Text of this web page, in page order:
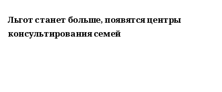
Льгот станет больше, появятся центры
консультирования семей